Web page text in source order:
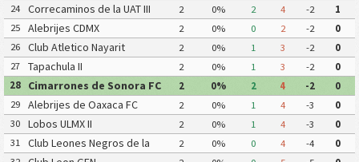
24
Correcaminos de la UAT III 2 0% 2 4 -2
1
25
Alebrijes CDMX 2 0% 0 2 -2
0
26
Club Atletico Nayarit 2 0% 1 3 -2
0
27
Tapachula II 2 0% 1 3 -2
0
28
Cimarrones de Sonora FC
II
2 0% 2 4 -2
0
29
Alebrijes de Oaxaca FC 2 0% 1 4 -3
0
30
Lobos ULMX II 2 0% 1 4 -3
0
31
Club Leones Negros de la
2 0% 0 4 -4
0